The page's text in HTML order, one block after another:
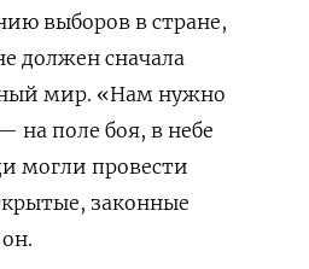
выборов в стране,
должен сначала
мир. «Нам нужно
на поле боя, в небе
могли провести
законные